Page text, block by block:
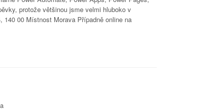
protože většinou jsme velmi hluboko v
00 Místnost Morava Případně online na